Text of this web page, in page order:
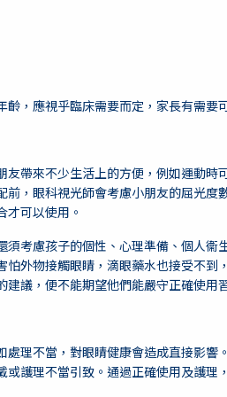
，應視乎臨床需要而定，家長有需要
帶來不少生活上的方便，例如運動時
前，眼科視光師會考慮小朋友的屈光度
才可以使用。
須考慮孩子的個性、心理準備、個人衞
怕外物接觸眼睛，滴眼藥水也接受不到
議，便不能期望他們能嚴守正確使用
處理不當，對眼睛健康會造成直接影響
護理不當引致。通過正確使用及護理